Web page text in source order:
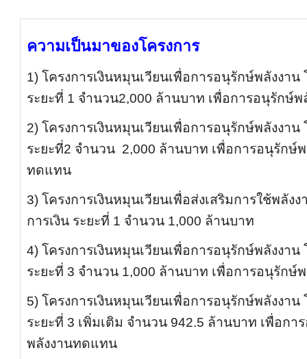
ความเป็นมาของโครงการ
1) โครงการเงินหมุนเวียนเพื่อการอนุรักษ์พลังงาน
ระยะที่ 1 จำนวน2,000 ล้านบาท เพื่อการอนุรักษ์พ
2) โครงการเงินหมุนเวียนเพื่อการอนุรักษ์พลังงาน
ระยะที่2 จำนวน 2,000 ล้านบาท เพื่อการอนุรักษ์
ทดแทน
3) โครงการเงินหมุนเวียนเพื่อส่งเสริมการใช้พลั
การเงิน ระยะที่ 1 จำนวน 1,000 ล้านบาท
4) โครงการเงินหมุนเวียนเพื่อการอนุรักษ์พลังงาน
ระยะที่ 3 จำนวน 1,000 ล้านบาท เพื่อการอนุรักษ์
5) โครงการเงินหมุนเวียนเพื่อการอนุรักษ์พลังงาน
ระยะที่ 3 เพิ่มเติม จำนวน 942.5 ล้านบาท เพื่อกา
พลังงานทดแทน